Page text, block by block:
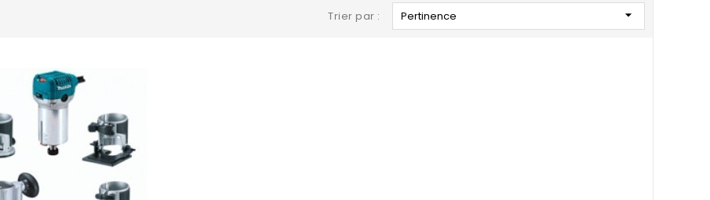
Trier par : Pertinence 